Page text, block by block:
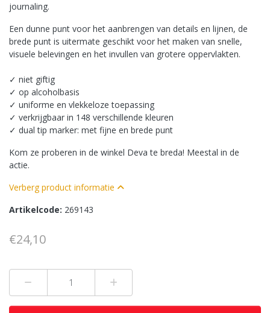
journaling.
Een dunne punt voor het aanbrengen van details en lijnen, de
brede punt is uitermate geschikt voor het maken van snelle,
visuele belevingen en het invullen van grotere oppervlakten.
✓ niet giftig
✓ op alcoholbasis
✓ uniforme en vlekkeloze toepassing
✓ verkrijgbaar in 148 verschillende kleuren
✓ dual tip marker: met fijne en brede punt
Kom ze proberen in de winkel Deva te breda! Meestal in de
actie.
Verberg product informatie
Artikelcode: 269143
€24,10